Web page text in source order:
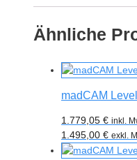
Ähnliche
madCAM Level
1.779,05 € inkl.
1.495,00 € exkl.